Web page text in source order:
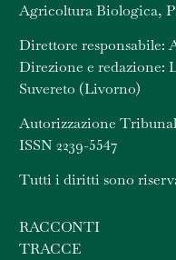
Agricoltura Biologica,
Direttore responsabile:
Direzione e redazione:
Suvereto (Livorno)
Autorizzazione
ISSN 2239-5547
Tutti i diritti sono
RACCONTI
TRACCE